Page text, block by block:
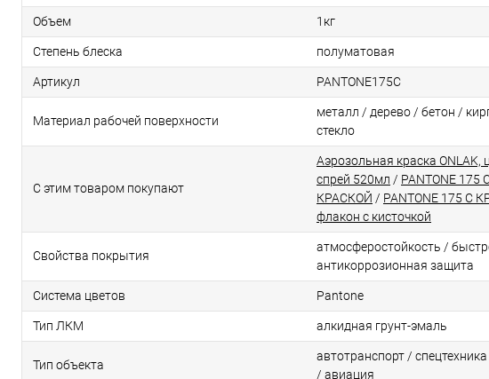
Объем 1кг
Степень блеска полуматовая
Артикул PANTONE175C
Материал рабочей поверхности
металл / дерево / бетон /
стекло
С этим товаром покупают
Аэрозольная краска ONLAK,
спрей 520мл / PANTONE
КРАСКОЙ / PANTONE 175 C
флакон с кисточкой
Свойства покрытия
атмосферостойкоcть /
антикоррозионная защита
Система цветов Pantone
Тип ЛКМ алкидная грунт-эмаль
Тип объекта
автотранспорт /
/ авиация